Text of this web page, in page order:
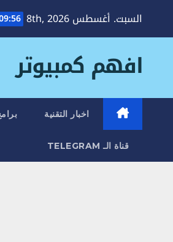
السبت. أغسطس 8th, 2026 AM
افهم كمبيوتر
اخبار التقنية
قناة الـ TELEGRAM